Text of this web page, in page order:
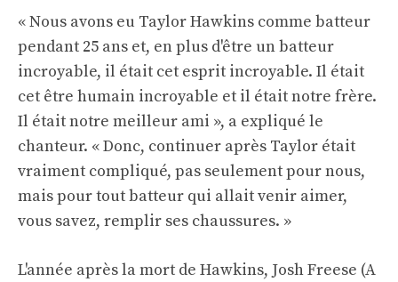
« Nous avons eu Taylor Hawkins comme batteur
pendant 25 ans et, en plus d'être un batteur
incroyable, il était cet esprit incroyable. Il était
cet être humain incroyable et il était notre frère.
Il était notre meilleur ami », a expliqué le
chanteur. « Donc, continuer après Taylor était
vraiment compliqué, pas seulement pour nous,
mais pour tout batteur qui allait venir aimer,
vous savez, remplir ses chaussures. »
L'année après la mort de Hawkins, Josh Freese (A